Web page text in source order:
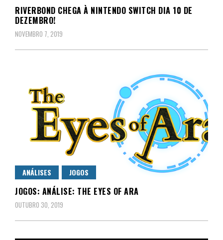
RIVERBOND CHEGA À NINTENDO SWITCH DIA 10 DE
DEZEMBRO!
NOVEMBRO 7, 2019
ANÁLISES JOGOS
JOGOS: ANÁLISE: THE EYES OF ARA
OUTUBRO 30, 2019